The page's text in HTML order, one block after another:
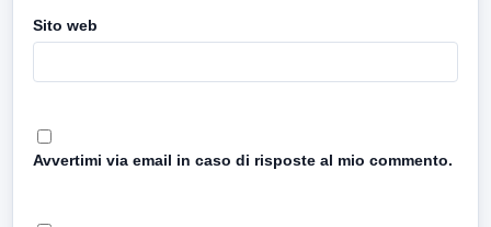
Sito web
Avvertimi via email in caso di risposte al mio commento.